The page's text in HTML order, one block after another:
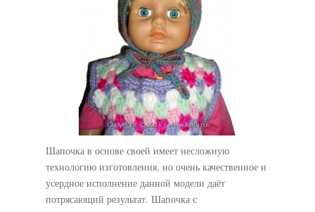
Шапочка в основе своей имеет несложную
технологию изготовления, но очень качественное и
усердное исполнение данной модели даёт
потрясающий результат. Шапочка с